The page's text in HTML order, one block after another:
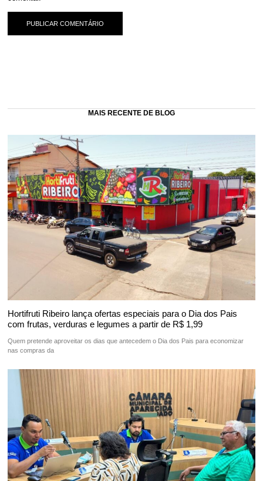
MAIS RECENTE DE BLOG
Hortifruti Ribeiro lança ofertas especiais para o Dia dos Pais
com frutas, verduras e legumes a partir de R$ 1,99
Quem pretende aproveitar os dias que antecedem o Dia dos Pais para economizar
nas compras da